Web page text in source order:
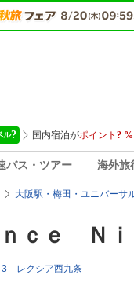
バス・ツアー 海外旅
大阪駅・梅田・ユニバーサ
ｃｅ Ｎ
3 レクシア西九条